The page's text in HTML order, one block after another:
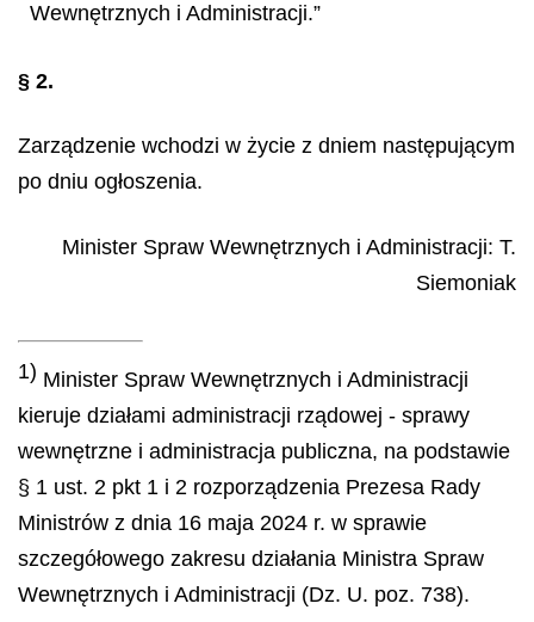
Wewnętrznych i Administracji.”
§ 2.
Zarządzenie wchodzi w życie z dniem następującym
po dniu ogłoszenia.
Minister Spraw Wewnętrznych i Administracji: T.
Siemoniak
1) Minister Spraw Wewnętrznych i Administracji
kieruje działami administracji rządowej - sprawy
wewnętrzne i administracja publiczna, na podstawie
§ 1 ust. 2 pkt 1 i 2 rozporządzenia Prezesa Rady
Ministrów z dnia 16 maja 2024 r. w sprawie
szczegółowego zakresu działania Ministra Spraw
Wewnętrznych i Administracji (Dz. U. poz. 738).